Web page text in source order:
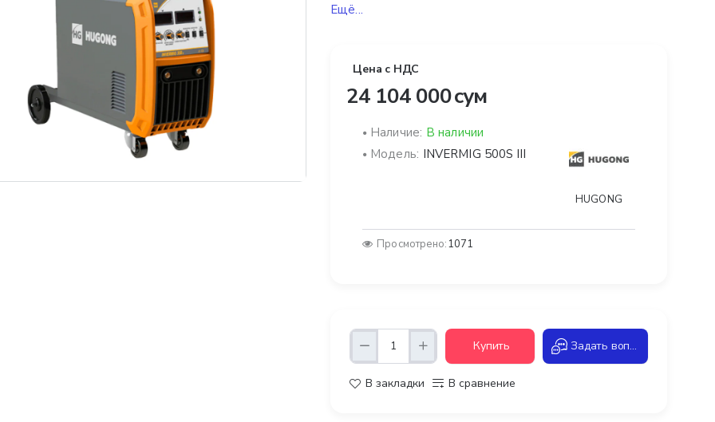
Ещё...
Цена с НДС
24 104 000 сум
Наличие: В наличии
Модель: INVERMIG 500S III
HUGONG
Просмотрено:1071
Купить Задать вопрос
В закладки В сравнение